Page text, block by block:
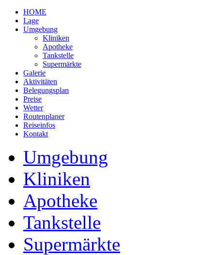
HOME
Lage
Umgebung
Kliniken
Apotheke
Tankstelle
Supermärkte
Galerie
Aktivitäten
Belegungsplan
Preise
Wetter
Routenplaner
Reiseinfos
Kontakt
Umgebung
Kliniken
Apotheke
Tankstelle
Supermärkte